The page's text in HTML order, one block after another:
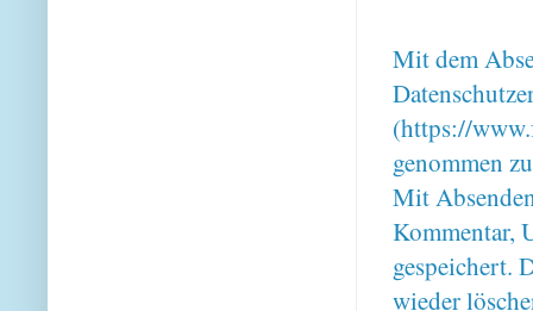
Mit dem
(https://
genommen
Mit
Kommentar,
gespeichert.
wieder